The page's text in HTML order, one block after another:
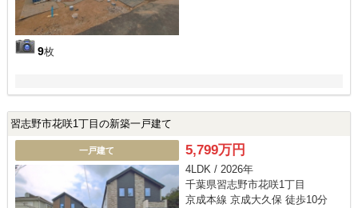
9枚
習志野市花咲1丁目の新築一戸建て
一戸建て 5,799万円
4LDK / 2026年
千葉県習志野市花咲1丁目
京成本線 京成大久保 徒歩10分